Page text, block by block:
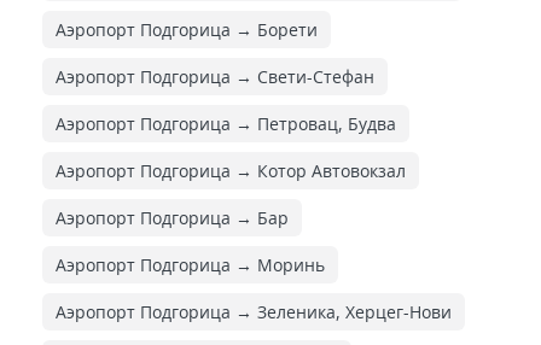
Аэропорт Подгорица → Борети
Аэропорт Подгорица → Свети-Стефан
Аэропорт Подгорица → Петровац, Будва
Аэропорт Подгорица → Котор Автовокзал
Аэропорт Подгорица → Бар
Аэропорт Подгорица → Моринь
Аэропорт Подгорица → Зеленика, Херцег-Нови